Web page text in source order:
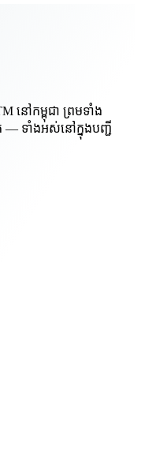
នៅកម្ពុជា ព្រមទាំង
— ទាំងអស់នៅក្នុងបញ្ជី